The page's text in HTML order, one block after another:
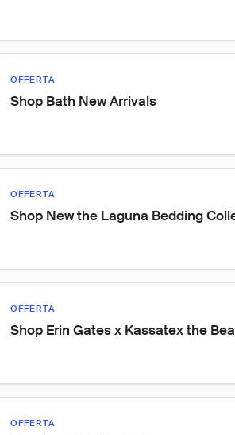
OFFERTA
Shop Bath New Arrivals
OFFERTA
Shop New the Laguna Bedding
OFFERTA
Shop Erin Gates x Kassatex the
OFFERTA